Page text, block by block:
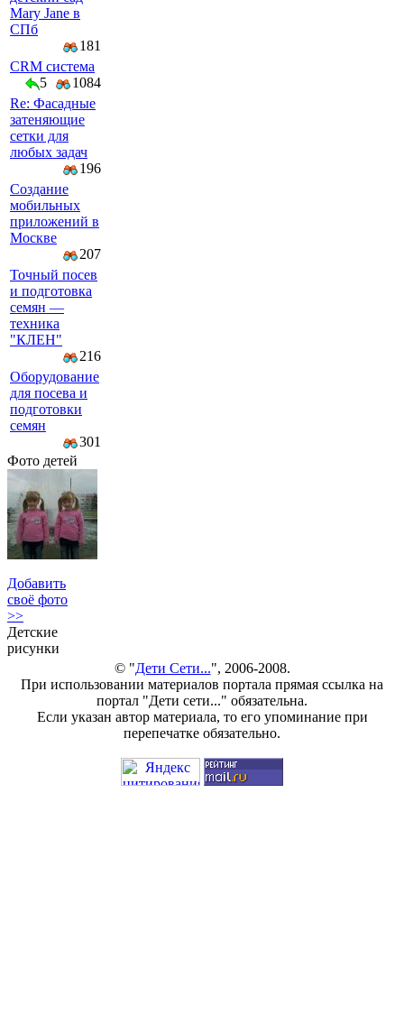
Mary Jane в
СПб
181
CRM система
5
1084
Re: Фасадные
затеняющие
сетки для
любых задач
196
Создание
мобильных
приложений в
Москве
207
Точный посев
и подготовка
семян —
техника
"КЛЕН"
216
Оборудование
для посева и
подготовки
семян
301
Фото детей
Добавить
своё фото
>>
Детские
рисунки
© "Дети Сети...", 2006-2008.
При использовании материалов портала прямая ссылка на
портал "Дети сети..." обязательна.
Если указан автор материала, то его упоминание при
перепечатке обязательно.